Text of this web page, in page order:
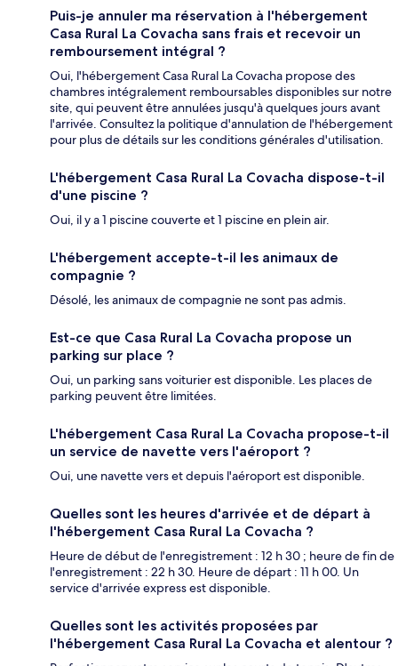
Puis-je annuler ma réservation à l'hébergement
Casa Rural La Covacha sans frais et recevoir un
remboursement intégral ?
Oui, l'hébergement Casa Rural La Covacha propose des
chambres intégralement remboursables disponibles sur notre
site, qui peuvent être annulées jusqu'à quelques jours avant
l'arrivée. Consultez la politique d'annulation de l'hébergement
pour plus de détails sur les conditions générales d'utilisation.
L'hébergement Casa Rural La Covacha dispose-t-il
d'une piscine ?
Oui, il y a 1 piscine couverte et 1 piscine en plein air.
L'hébergement accepte-t-il les animaux de
compagnie ?
Désolé, les animaux de compagnie ne sont pas admis.
Est-ce que Casa Rural La Covacha propose un
parking sur place ?
Oui, un parking sans voiturier est disponible. Les places de
parking peuvent être limitées.
L'hébergement Casa Rural La Covacha propose-t-il
un service de navette vers l'aéroport ?
Oui, une navette vers et depuis l'aéroport est disponible.
Quelles sont les heures d'arrivée et de départ à
l'hébergement Casa Rural La Covacha ?
Heure de début de l'enregistrement : 12 h 30 ; heure de fin de
l'enregistrement : 22 h 30. Heure de départ : 11 h 00. Un
service d'arrivée express est disponible.
Quelles sont les activités proposées par
l'hébergement Casa Rural La Covacha et alentour ?